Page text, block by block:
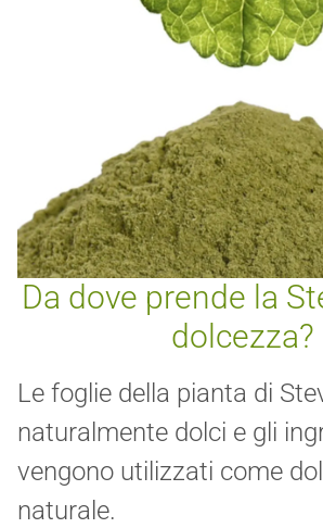
Da dove prende la
dolcezza?
Le foglie della pianta di
naturalmente dolci e gli
vengono utilizzati come
naturale.